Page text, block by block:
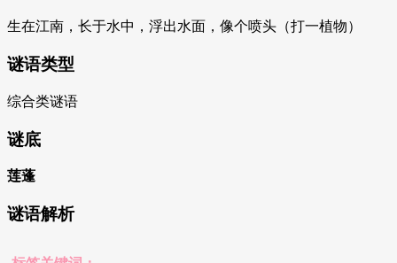
生在江南，长于水中，浮出水面，像个喷头（打一植物）
谜语类型
综合类谜语
谜底
莲蓬
谜语解析